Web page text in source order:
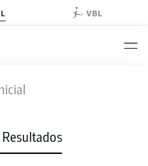
VBL
H96
2